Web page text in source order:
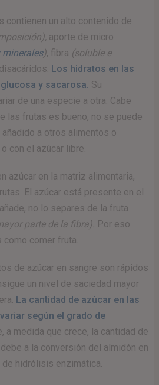
contienen un alto contenido de
aporte de micro
), fibra (soluble e
Los hidratos en las
y sacarosa. Su
de una especie a otra. Cabe
las frutas es bueno, no se puede
a otros alimentos o
con el azúcar libre.
azúcar en la matriz alimentaria,
El azúcar está presente en el
no lo separes de la fruta
parte de la fibra). Por eso
como comer fruta.
de azúcar en sangre son rápidos
un nivel de saciedad mayor
La cantidad de azúcar en las
según el grado de
a medida que crece, la cantidad de
a la conversión del almidón en
hidrólisis enzimática.